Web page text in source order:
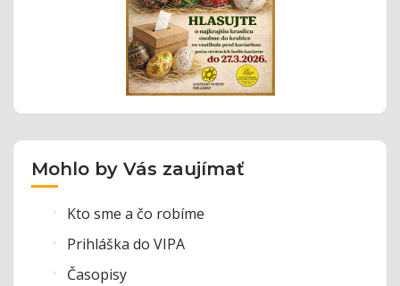
Mohlo by Vás zaujímať
Kto sme a čo robíme
Prihláška do VIPA
Časopisy